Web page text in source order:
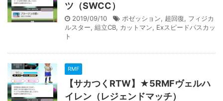
ツ（SWCC）
2019/09/10 ポゼッション, 超回復, フィジカ
ルスター, 組立CB, カットマン, Exスピードパスカッ
ト
RMF
【サカつくRTW】★5RMFヴェルハ
イレン（レジェンドマッチ）